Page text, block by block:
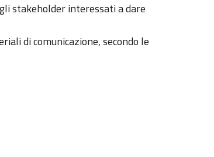
stakeholder interessati a dare
di comunicazione, secondo le